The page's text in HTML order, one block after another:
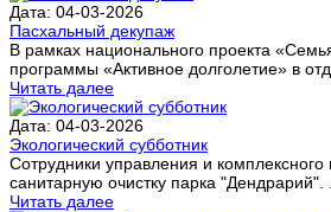
Дата: 04-03-2026
Пасхальный декупаж
В рамках национального проекта
программы «Активное долголетие» в
Читать далее
Дата: 04-03-2026
Экологический субботник
Сотрудники управления и комплексного
санитарную очистку парка "Дендрарий".
Читать далее